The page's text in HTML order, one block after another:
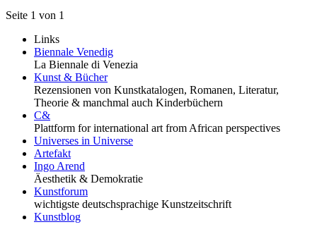
Seite 1 von 1
Links
Biennale Venedig
La Biennale di Venezia
Kunst & Bücher
Rezensionen von Kunstkatalogen, Romanen, Literatur,
Theorie & manchmal auch Kinderbüchern
C&
Plattform for international art from African perspectives
Universes in Universe
Artefakt
Ingo Arend
Äesthetik & Demokratie
Kunstforum
wichtigste deutschsprachige Kunstzeitschrift
Kunstblog